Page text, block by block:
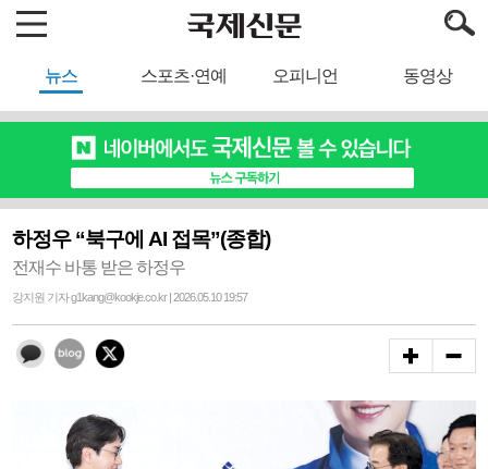
뉴스 스포츠·연예 오피니언 동영상
하정우 “북구에 AI 접목”(종합)
전재수 바통 받은 하정우
강지원 기자 g1kang@kookje.co.kr | 2026.05.10 19:57